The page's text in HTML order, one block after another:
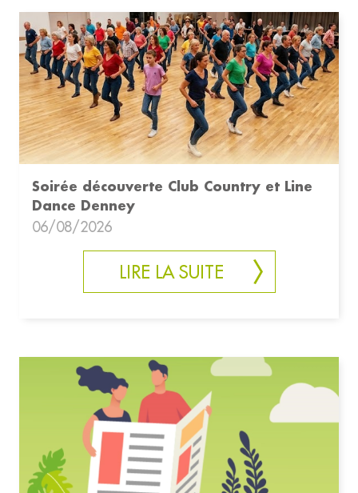
Soirée découverte Club Country et Line
Dance Denney
06/08/2026
LIRE LA SUITE